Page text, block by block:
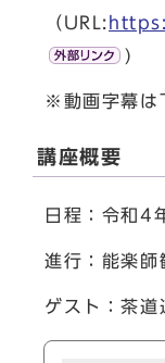
（URL:
)
※動画字幕は
講座概要
日程：令和4
進行：能楽
ゲスト：茶